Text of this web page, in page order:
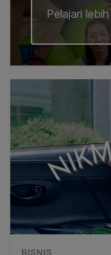
Pelajari
BISNIS